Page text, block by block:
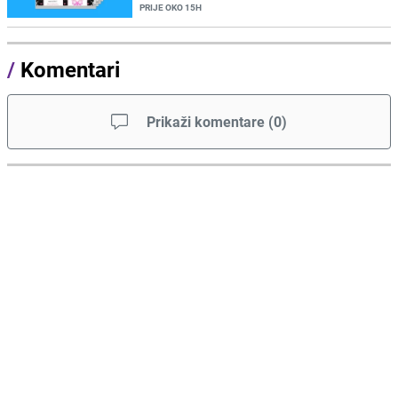
PRIJE OKO 15H
/ Komentari
Prikaži komentare (0)